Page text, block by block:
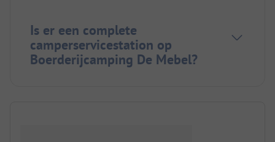
Is er een complete
camperservicestation op
Boerderijcamping De Mebel?